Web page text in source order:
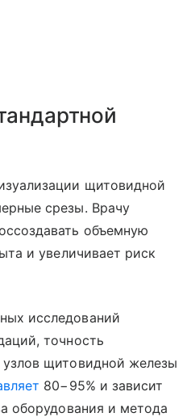
щитовидной
срезы. Врачу
объемную
и увеличивает риск
исследований
точность
щитовидной железы
80−95% и зависит
оборудования и метода